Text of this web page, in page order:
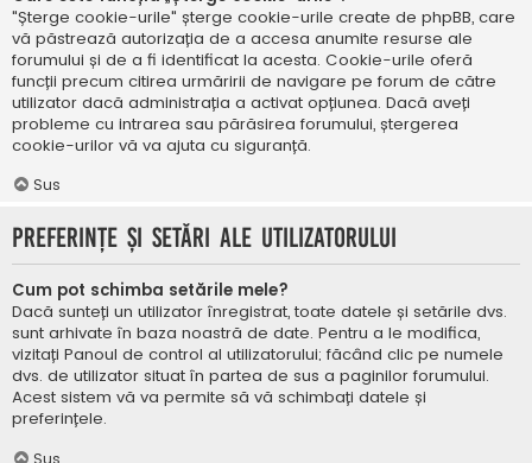
"Șterge cookie-urile" șterge cookie-urile create de phpBB, care
vă păstrează autorizația de a accesa anumite resurse ale
forumului și de a fi identificat la acesta. Cookie-urile oferă
funcții precum citirea urmăririi de navigare pe forum de către
utilizator dacă administrația a activat opțiunea. Dacă aveți
probleme cu intrarea sau părăsirea forumului, ștergerea
cookie-urilor vă va ajuta cu siguranță.
Sus
Preferințe și setări ale utilizatorului
Cum pot schimba setările mele?
Dacă sunteți un utilizator înregistrat, toate datele și setările dvs.
sunt arhivate în baza noastră de date. Pentru a le modifica,
vizitați Panoul de control al utilizatorului; făcând clic pe numele
dvs. de utilizator situat în partea de sus a paginilor forumului.
Acest sistem vă va permite să vă schimbați datele și
preferințele.
Sus